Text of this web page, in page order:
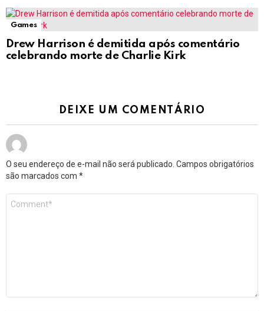
Games
Drew Harrison é demitida após comentário
celebrando morte de Charlie Kirk
DEIXE UM COMENTÁRIO
O seu endereço de e-mail não será publicado. Campos obrigatórios
são marcados com *